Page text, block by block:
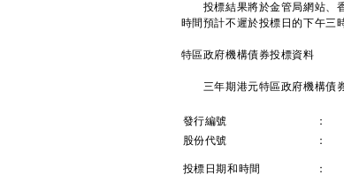
投標結果將於金管局網站、香
時間預計不遲於投標日的下午三
特區政府機構債券投標資料
三年期港元特區政府機構債券
發行編號 ：
股份代號
：
投標日期和時間 ：